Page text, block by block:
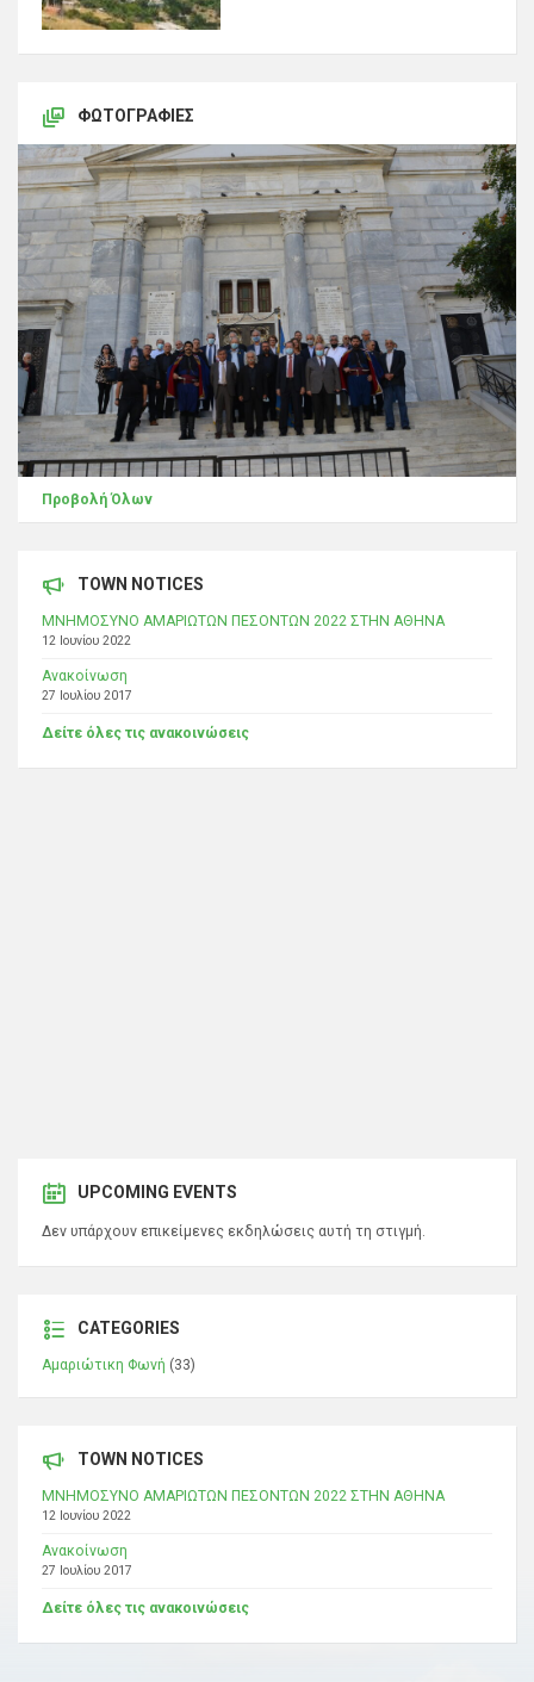
ΦΩΤΟΓΡΑΦΊΕΣ
Προβολή Όλων
TOWN NOTICES
ΜΝΗΜΟΣΥΝΟ ΑΜΑΡΙΩΤΩΝ ΠΕΣΟΝΤΩΝ 2022 ΣΤΗΝ ΑΘΗΝΑ
12 Ιουνίου 2022
Ανακοίνωση
27 Ιουλίου 2017
Δείτε όλες τις ανακοινώσεις
UPCOMING EVENTS
Δεν υπάρχουν επικείμενες εκδηλώσεις αυτή τη στιγμή.
CATEGORIES
Αμαριώτικη Φωνή (33)
TOWN NOTICES
ΜΝΗΜΟΣΥΝΟ ΑΜΑΡΙΩΤΩΝ ΠΕΣΟΝΤΩΝ 2022 ΣΤΗΝ ΑΘΗΝΑ
12 Ιουνίου 2022
Ανακοίνωση
27 Ιουλίου 2017
Δείτε όλες τις ανακοινώσεις